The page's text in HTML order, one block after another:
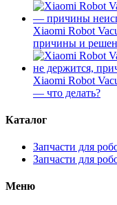
Xiaomi Robot
причины и
Xiaomi Robot
— что делать?
Каталог
Запчасти для
Запчасти для
Меню